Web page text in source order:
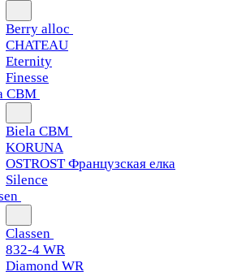
Berry alloc
CHATEAU
Eternity
Finesse
CBM
Biela CBM
KORUNA
OSTROST Французская елка
Silence
Classen
832-4 WR
Diamond WR